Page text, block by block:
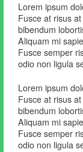
Lorem ipsum
Fusce at risus
bibendum
Aliquam mi
Fusce semper
odio non ligula
Lorem ipsum
Fusce at risus
bibendum
Aliquam mi
Fusce semper
odio non ligula